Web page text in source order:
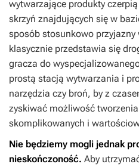
wytwarzające produkty
skrzyń znajdujących się w
sposób stosunkowo przyjazny
klasycznie przedstawia się
gracza do
prostą stacją wytwarzania i
narzędzia czy broń, by z
zyskiwać możliwość
skomplikowanych i
Nie będziemy mogli jednak
nieskończoność. Aby